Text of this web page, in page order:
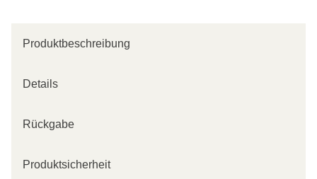
Produktbeschreibung
Details
Rückgabe
Produktsicherheit